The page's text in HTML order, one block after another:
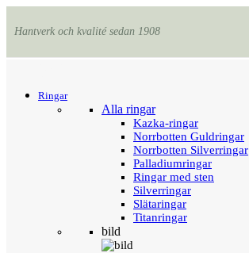
Hantverk och kvalité sedan 1908
Ringar
Alla ringar
Kazka-ringar
Norrbotten Guldringar
Norrbotten Silverringar
Palladiumringar
Ringar med sten
Silverringar
Slätaringar
Titanringar
bild